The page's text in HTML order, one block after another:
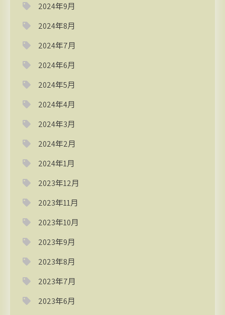
2024年9月
2024年8月
2024年7月
2024年6月
2024年5月
2024年4月
2024年3月
2024年2月
2024年1月
2023年12月
2023年11月
2023年10月
2023年9月
2023年8月
2023年7月
2023年6月